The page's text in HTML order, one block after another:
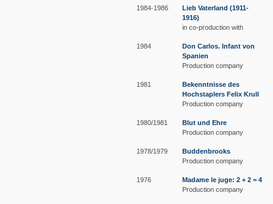
1984-1986
Lieb Vaterland (1911-
1916)
in co-production with
1984
Don Carlos. Infant von
Spanien
Production company
1981
Bekenntnisse des
Hochstaplers Felix Krull
Production company
1980/1981
Blut und Ehre
Production company
1978/1979
Buddenbrooks
Production company
1976
Madame le juge: 2 + 2 = 4
Production company